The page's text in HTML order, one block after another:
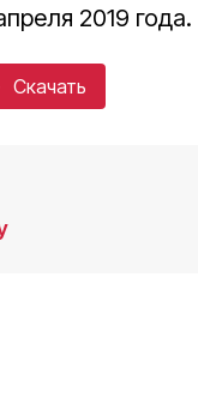
2019 года.
Скачать